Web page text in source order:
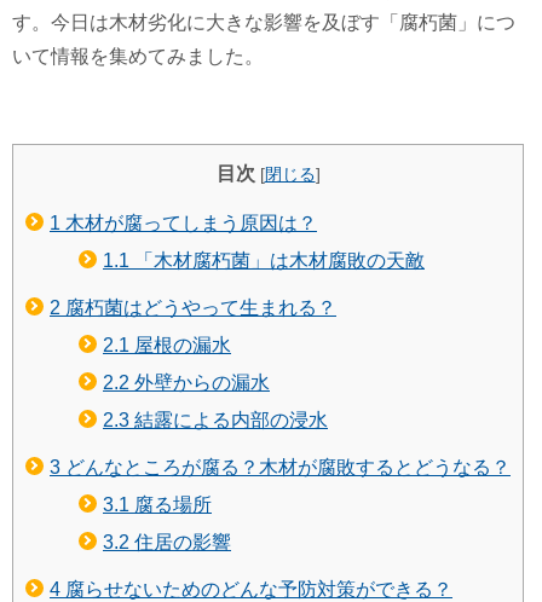
す。今日は木材劣化に大きな影響を及ぼす「腐朽菌」につ
いて情報を集めてみました。
目次 [閉じる]
1 木材が腐ってしまう原因は？
1.1 「木材腐朽菌」は木材腐敗の天敵
2 腐朽菌はどうやって生まれる？
2.1 屋根の漏水
2.2 外壁からの漏水
2.3 結露による内部の浸水
3 どんなところが腐る？木材が腐敗するとどうなる？
3.1 腐る場所
3.2 住居の影響
4 腐らせないためのどんな予防対策ができる？